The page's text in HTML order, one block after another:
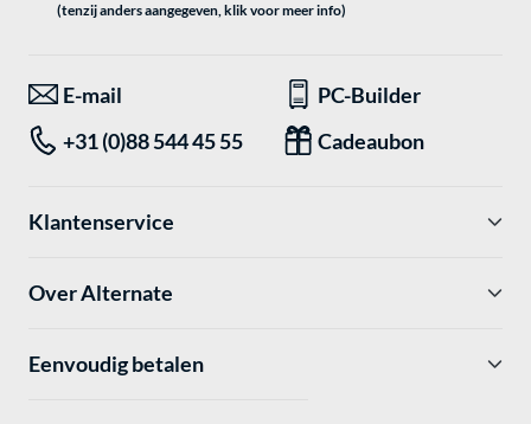
(tenzij anders aangegeven, klik voor meer info)
E-mail
PC-Builder
+31 (0)88 544 45 55
Cadeaubon
Klantenservice
Over Alternate
Eenvoudig betalen